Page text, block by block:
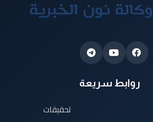
روابط سريعة
تحقيقات